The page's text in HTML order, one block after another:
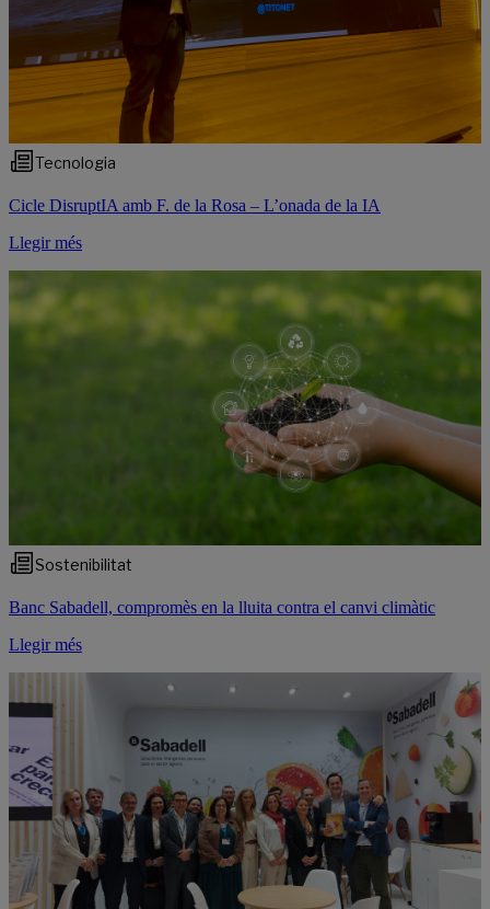
Tecnologia
Cicle DisruptIA amb F. de la Rosa – L’onada de la IA
Llegir més
Sostenibilitat
Banc Sabadell, compromès en la lluita contra el canvi climàtic
Llegir més